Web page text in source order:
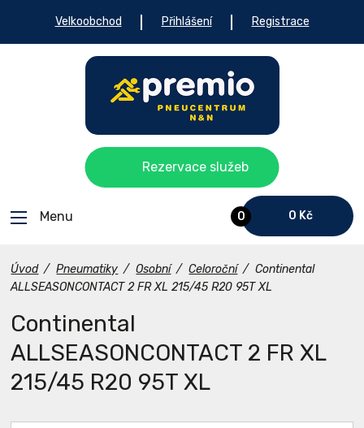
Velkoobchod Přihlášení Registrace
0 0 Kč
Menu
Rezervace služeb
Úvod / Pneumatiky / Osobní / Celoroční / Continental
ALLSEASONCONTACT 2 FR XL 215/45 R20 95T XL
Continental
ALLSEASONCONTACT 2 FR XL
215/45 R20 95T XL